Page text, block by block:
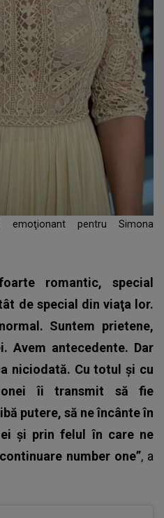
emoţionant pentru Simona
romantic, special
de special din viaţa lor.
Suntem prietene,
Avem antecedente. Dar
niciodată. Cu totul şi cu
îi transmit să fie
putere, să ne încânte în
şi prin felul în care ne
number one”, a